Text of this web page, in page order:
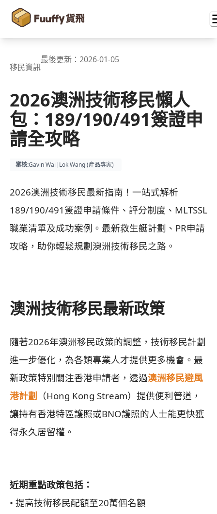
移民資訊
最後更新： 2026-01-05
2026澳洲技術移民懶人
包：189/190/491簽證申
請全攻略
審核:Gavin Wai | Lok Wang (產品專家)
2026澳洲技術移民最新指南！一站式解析
189/190/491簽證申請條件、評分制度、MLTSSL
職業清單及成功案例。最新救生艇計劃、PR申請
攻略，助你輕鬆規劃澳洲技術移民之路。
澳洲技術移民最新政策
隨著2026年澳洲移民政策的調整，技術移民計劃
進一步優化，為各類專業人才提供更多機會。最
新政策特別關注香港申請者，透過澳洲移民避風
港計劃 （Hong Kong Stream）提供便利管道，
讓持有香港特區護照或BNO護照的人士能更快獲
得永久居留權。
近期重點政策包括：
• 提高技術移民配額至20萬個名額